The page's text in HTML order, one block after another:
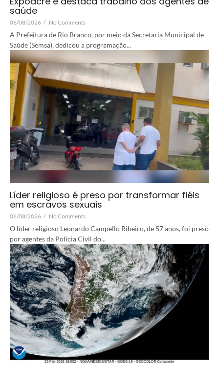
saúde
06/08/2026 / No Comments
A Prefeitura de Rio Branco, por meio da Secretaria Municipal de
Saúde (Semsa), dedicou a programação...
Líder religioso é preso por transformar fiéis
em escravos sexuais
06/08/2026 / No Comments
O líder religioso Leonardo Campello Ribeiro, de 57 anos, foi preso
por agentes da Polícia Civil do...